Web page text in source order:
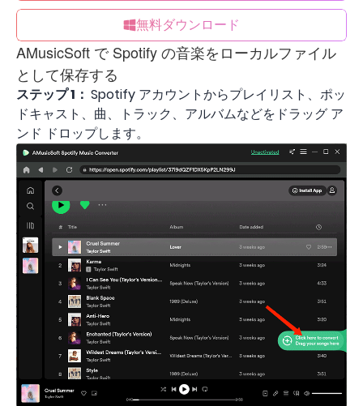
無料ダウンロード
AMusicSoft で Spotify の音楽をローカルファイル
として保存する
ステップ 1： Spotify アカウントからプレイリスト、ポッ
ドキャスト、曲、トラック、アルバムなどをドラッグ ア
ンド ドロップします。